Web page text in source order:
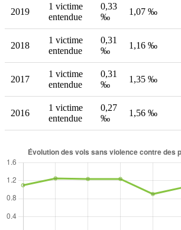
2019
1 victime
entendue
0,33
‰
1,07 ‰
2018
1 victime
entendue
0,31
‰
1,16 ‰
2017
1 victime
entendue
0,31
‰
1,35 ‰
2016
1 victime
entendue
0,27
‰
1,56 ‰